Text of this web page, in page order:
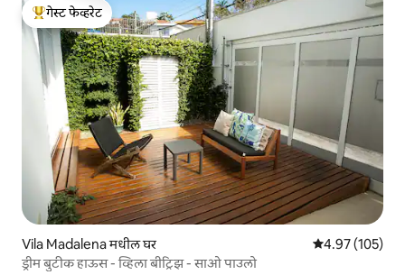
टॉप गेस्ट फेव्हरेट
गेस्ट फेव्हरेट
Vila Madalena मधील घर 5 पैकी 4.97
4.97 (105)
ड्रीम बुटीक हाऊस - व्हिला बीट्रिझ - साओ पाउलो